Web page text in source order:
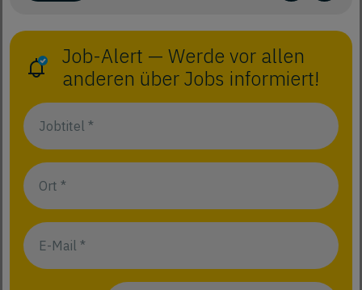
Job-Alert — Werde vor allen
anderen über Jobs informiert!